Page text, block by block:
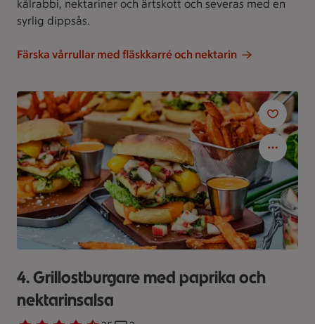
kålrabbi, nektariner och ärtskott och severas med en
syrlig dippsås.
Färska vårrullar med fläskkarré och nektarin
4. Grillostburgare med paprika och
nektarinsalsa